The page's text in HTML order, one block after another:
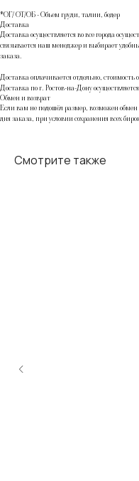
*ОГ/ ОТ/ОБ - Объем груди, талии, бедер
Доставка
Доставка осуществляется во все города
связывается наш менеджер и выбирает
заказа.
Доставка оплачивается отдельно, стоимость
Доставка по г. Ростов-на-Дону
Обмен и возврат
Если вам не подошёл размер, возможен обмен
дня заказа, при условии сохранения всех
Смотрите также